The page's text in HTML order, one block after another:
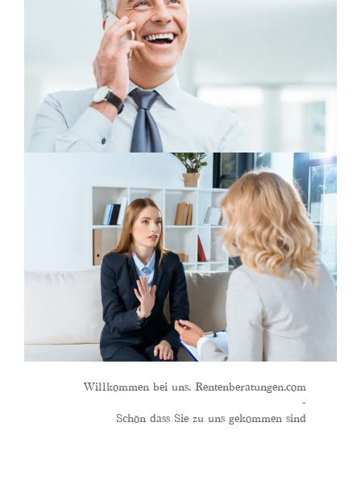
Willkommen bei uns. Rentenberatungen.com
-
Schön dass Sie zu uns gekommen sind